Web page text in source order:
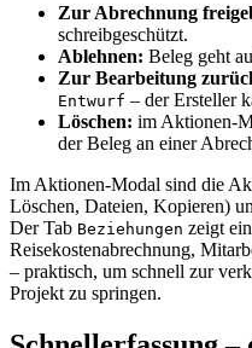
Zur Abrechnung
schreibgeschützt.
Ablehnen: Beleg geht
Zur Bearbeitung
Entwurf – der Ersteller
Löschen: im Aktionen-
der Beleg an einer
Im Aktionen-Modal sind die
Löschen, Dateien, Kopieren)
Der Tab Beziehungen zeigt
Reisekostenabrechnung,
– praktisch, um schnell zur
Projekt zu springen.